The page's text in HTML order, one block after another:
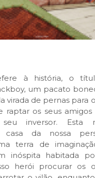
à história, o
um pacato
virada de pernas para
raptar os seus
inversor. Esta
casa da nossa
terra de
inóspita habitada
herói procurar os